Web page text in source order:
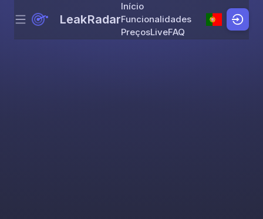
Skip to content
Menu LeakRadar
Início
Funcionalidades
PreçosLiveFAQ